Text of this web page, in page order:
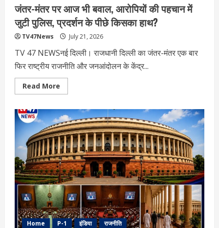
जंतर-मंतर पर आज भी बवाल, आरोपियों की पहचान में
जुटी पुलिस, प्रदर्शन के पीछे किसका हाथ?
TV47News July 21, 2026
TV 47 NEWSनई दिल्ली। राजधानी दिल्ली का जंतर-मंतर एक बार
फिर राष्ट्रीय राजनीति और जनआंदोलन के केंद्र...
Read More
more
मंतर
पर
आज
भी
बवाल,
आरोपियों
की
पहचान
में
जुटी
पुलिस,
प्रदर्शन
के
पीछे
किसका
हाथ?
Home P-1 इंडिया राजनीति